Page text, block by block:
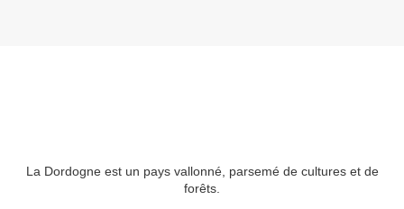
La Dordogne est un pays vallonné, parsemé de cultures et de
forêts.